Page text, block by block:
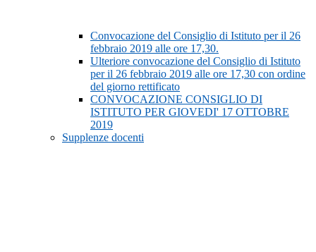
Convocazione del Consiglio di Istituto per il 26
febbraio 2019 alle ore 17,30.
Ulteriore convocazione del Consiglio di Istituto
per il 26 febbraio 2019 alle ore 17,30 con ordine
del giorno rettificato
CONVOCAZIONE CONSIGLIO DI
ISTITUTO PER GIOVEDI' 17 OTTOBRE
2019
Supplenze docenti